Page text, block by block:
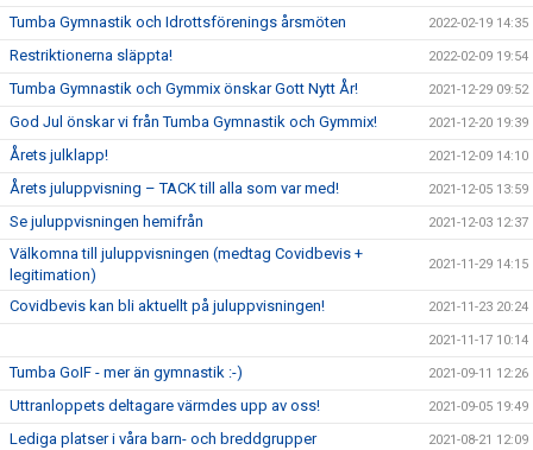
Tumba Gymnastik och Idrottsförenings årsmöten 2022-02-19 14:35
Restriktionerna släppta! 2022-02-09 19:54
Tumba Gymnastik och Gymmix önskar Gott Nytt År! 2021-12-29 09:52
God Jul önskar vi från Tumba Gymnastik och Gymmix! 2021-12-20 19:39
Årets julklapp! 2021-12-09 14:10
Årets juluppvisning – TACK till alla som var med! 2021-12-05 13:59
Se juluppvisningen hemifrån 2021-12-03 12:37
Välkomna till juluppvisningen (medtag Covidbevis +
legitimation)
2021-11-29 14:15
Covidbevis kan bli aktuellt på juluppvisningen! 2021-11-23 20:24
2021-11-17 10:14
Tumba GoIF - mer än gymnastik :-) 2021-09-11 12:26
Uttranloppets deltagare värmdes upp av oss! 2021-09-05 19:49
Lediga platser i våra barn- och breddgrupper 2021-08-21 12:09